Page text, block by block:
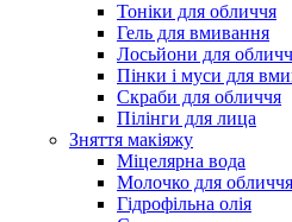
Тоніки для обличчя
Гель для вмивання
Лосьйони для
Пінки і муси для
Скраби для обличчя
Пілінги для лица
Зняття макіяжу
Міцелярна вода
Молочко для обличчя
Гідрофільна олія